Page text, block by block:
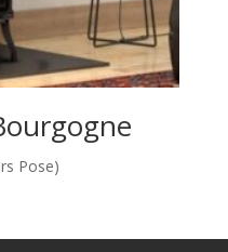
Pose)